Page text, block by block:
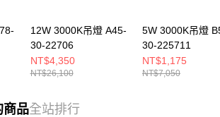
12W 3000K吊燈 A45-
30-22706
NT$4,350
NT$26,100
5W 3000K吊燈
30-225711
NT$1,175
NT$7,050
商品全站排行